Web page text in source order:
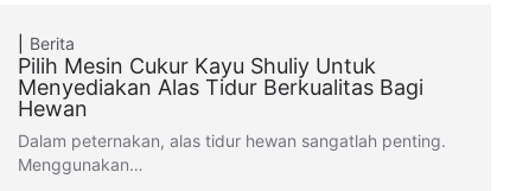
Berita
Pilih Mesin Cukur Kayu Shuliy Untuk
Menyediakan Alas Tidur Berkualitas Bagi
Hewan
Dalam peternakan, alas tidur hewan sangatlah penting.
Menggunakan…